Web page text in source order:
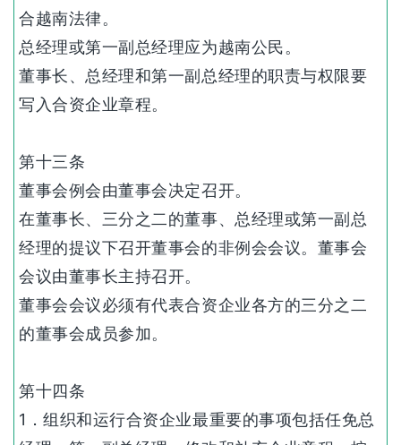
合越南法律。
总经理或第一副总经理应为越南公民。
董事长、总经理和第一副总经理的职责与权限要
写入合资企业章程。
第十三条
董事会例会由董事会决定召开。
在董事长、三分之二的董事、总经理或第一副总
经理的提议下召开董事会的非例会会议。董事会
会议由董事长主持召开。
董事会会议必须有代表合资企业各方的三分之二
的董事会成员参加。
第十四条
1．组织和运行合资企业最重要的事项包括任免总